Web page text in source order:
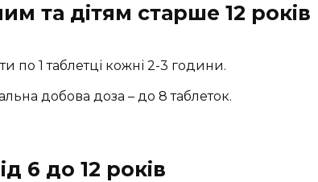
та дітям старше 12 років
по 1 таблетці кожні 2-3 години.
добова доза – до 8 таблеток.
6 до 12 років